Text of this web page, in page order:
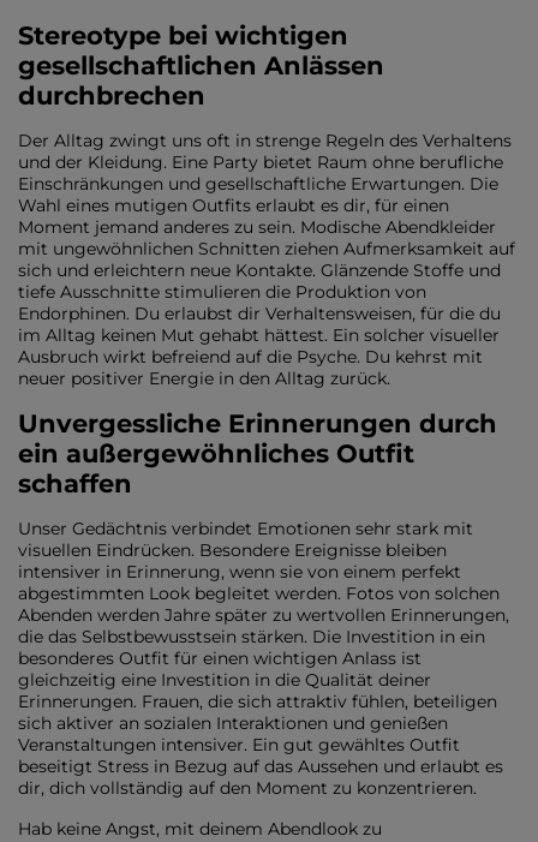
Stereotype bei wichtigen
gesellschaftlichen Anlässen
durchbrechen
Der Alltag zwingt uns oft in strenge Regeln des Verhaltens
und der Kleidung. Eine Party bietet Raum ohne berufliche
Einschränkungen und gesellschaftliche Erwartungen. Die
Wahl eines mutigen Outfits erlaubt es dir, für einen
Moment jemand anderes zu sein. Modische Abendkleider
mit ungewöhnlichen Schnitten ziehen Aufmerksamkeit auf
sich und erleichtern neue Kontakte. Glänzende Stoffe und
tiefe Ausschnitte stimulieren die Produktion von
Endorphinen. Du erlaubst dir Verhaltensweisen, für die du
im Alltag keinen Mut gehabt hättest. Ein solcher visueller
Ausbruch wirkt befreiend auf die Psyche. Du kehrst mit
neuer positiver Energie in den Alltag zurück.
Unvergessliche Erinnerungen durch
ein außergewöhnliches Outfit
schaffen
Unser Gedächtnis verbindet Emotionen sehr stark mit
visuellen Eindrücken. Besondere Ereignisse bleiben
intensiver in Erinnerung, wenn sie von einem perfekt
abgestimmten Look begleitet werden. Fotos von solchen
Abenden werden Jahre später zu wertvollen Erinnerungen,
die das Selbstbewusstsein stärken. Die Investition in ein
besonderes Outfit für einen wichtigen Anlass ist
gleichzeitig eine Investition in die Qualität deiner
Erinnerungen. Frauen, die sich attraktiv fühlen, beteiligen
sich aktiver an sozialen Interaktionen und genießen
Veranstaltungen intensiver. Ein gut gewähltes Outfit
beseitigt Stress in Bezug auf das Aussehen und erlaubt es
dir, dich vollständig auf den Moment zu konzentrieren.
Hab keine Angst, mit deinem Abendlook zu